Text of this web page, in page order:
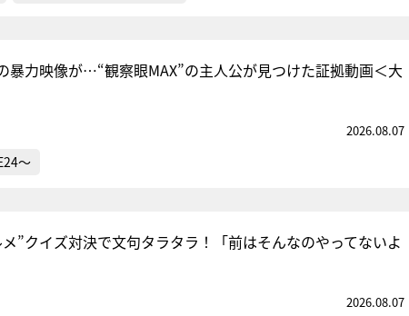
暴力映像が…“観察眼MAX”の主人公が見つけた証拠動画＜大
2026.08.07
～
”クイズ対決で文句タラタラ！「前はそんなのやってないよ
2026.08.07